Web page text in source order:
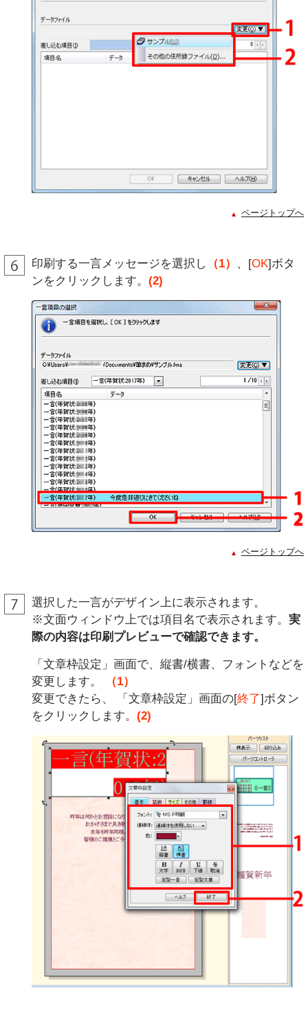
ページトップへ
印刷する一言メッセージを選択し （1） 、[OK]ボタ
ンをクリックします。 (2)
ページトップへ
選択した一言がデザイン上に表示されます。
※文面ウィンドウ上では項目名で表示されます。 実
際の内容は印刷プレビューで確認できます。
「文章枠設定」画面で、縦書/横書、フォントなどを
変更します。
（1）
変更できたら、 「文章枠設定」画面の[終了]ボタン
をクリックします。 (2)